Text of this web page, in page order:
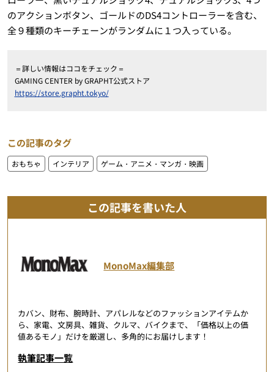
のアクションボタン、ゴールドのDS4コントローラーを含む、
全９種類のキーチェーンがランダムに１つ入っている。
＝詳しい情報はココをチェック＝
GAMING CENTER by GRAPHT公式ストア
https://store.grapht.tokyo/
この記事のタグ
おもちゃ インテリア ゲーム・アニメ・マンガ・映画
この記事を書いた人
MonoMax編集部
カバン、財布、腕時計、アパレルなどのファッションアイテムか
ら、家電、文房具、雑貨、クルマ、バイクまで、「価格以上の価
値あるモノ」だけを厳選し、多角的にお届けします！
執筆記事一覧